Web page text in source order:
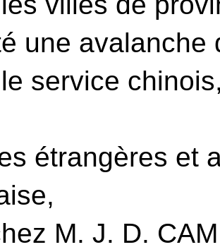
une avalanche
service
étrangères et
M. J. D.